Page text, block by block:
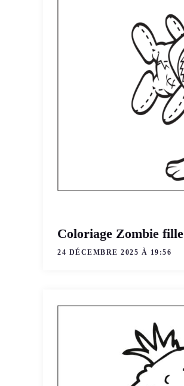
Coloriage Zombie fille
24 DÉCEMBRE 2025 À 19:56